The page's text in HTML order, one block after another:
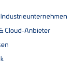
Cloud-Anbieter